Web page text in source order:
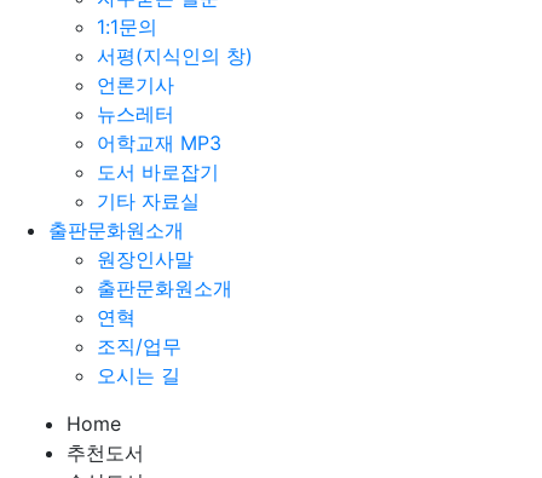
1:1문의
서평(지식인의 창)
언론기사
뉴스레터
어학교재 MP3
도서 바로잡기
기타 자료실
출판문화원소개
원장인사말
출판문화원소개
연혁
조직/업무
오시는 길
Home
추천도서